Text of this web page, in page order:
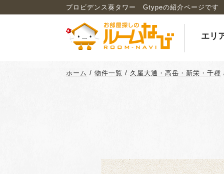
プロビデンス葵タワー Gtypeの紹介ページです
エリ
ホーム / 物件一覧 / 久屋大通・高岳・新栄・千種